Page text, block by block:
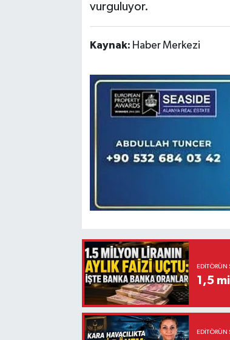
vurguluyor.
Kaynak: Haber Merkezi
EDITÖRÜN
1,5
EDITÖRÜN